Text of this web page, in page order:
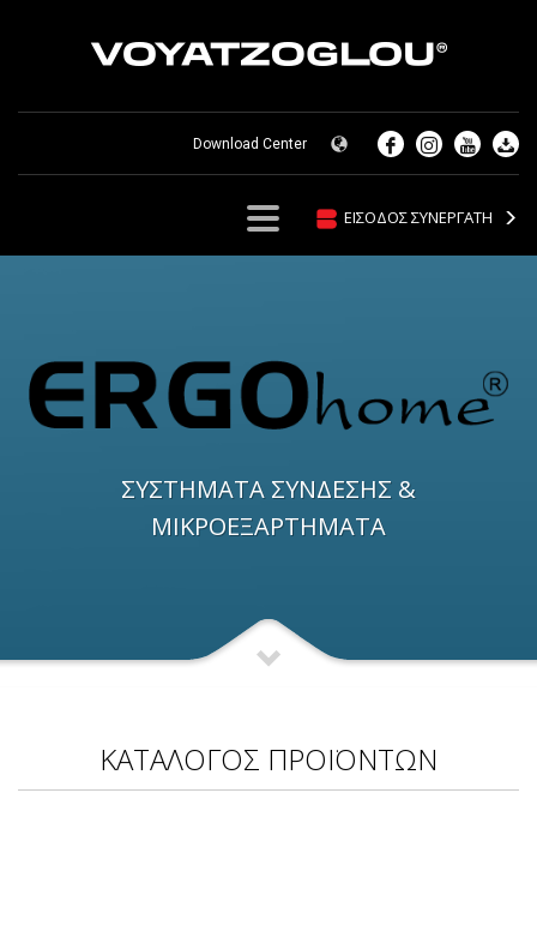
Download Center
ΕΙΣΟΔΟΣ ΣΥΝΕΡΓΑΤΗ
ΣΥΣΤΗΜΑΤΑ ΣΥΝΔΕΣΗΣ &
ΜΙΚΡΟΕΞΑΡΤΗΜΑΤΑ
ΚΑΤΑΛΟΓΟΣ ΠΡΟΪΟΝΤΩΝ